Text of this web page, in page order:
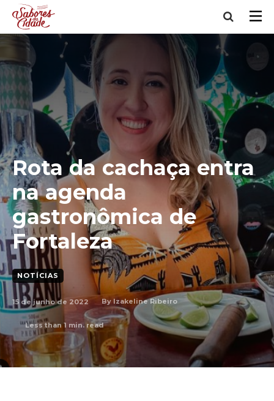
Rota da cachaça entra
na agenda
gastronômica de
Fortaleza
NOTÍCIAS
15 de junho de 2022 By Izakeline Ribeiro
Less than 1 min. read